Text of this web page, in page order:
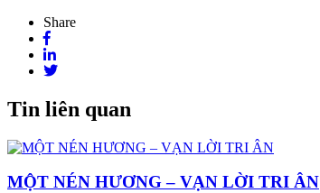
Share
Tin liên quan
MỘT NÉN HƯƠNG – VẠN LỜI TRI ÂN